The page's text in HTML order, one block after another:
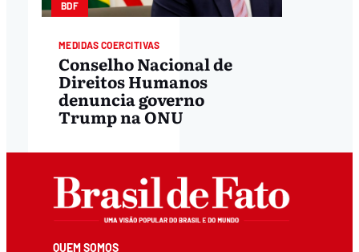
BDF
MEDIDAS COERCITIVAS
Conselho Nacional de
Direitos Humanos
denuncia governo
Trump na ONU
QUEM SOMOS